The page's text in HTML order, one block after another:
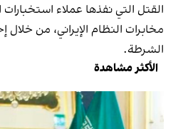
القتل التي نفذها عملاء استخبارات
مخابرات النظام الإيراني، من خلال
الشرطة.
الأكثر مشاهدة